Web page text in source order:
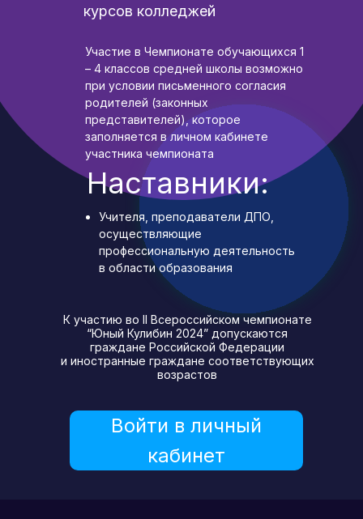
К участию во II Всероссийском чемпионате
“Юный Кулибин 2024” допускаются
граждане Российской Федерации
и иностранные граждане соответствующих
возрастов
Наставники:
курсов колледжей
Войти в личный
кабинет
Учителя, преподаватели ДПО,
осуществляющие
профессиональную деятельность
в области образования
Участие в Чемпионате обучающихся 1
– 4 классов средней школы возможно
при условии письменного согласия
родителей (законных
представителей), которое
заполняется в личном кабинете
участника чемпионата